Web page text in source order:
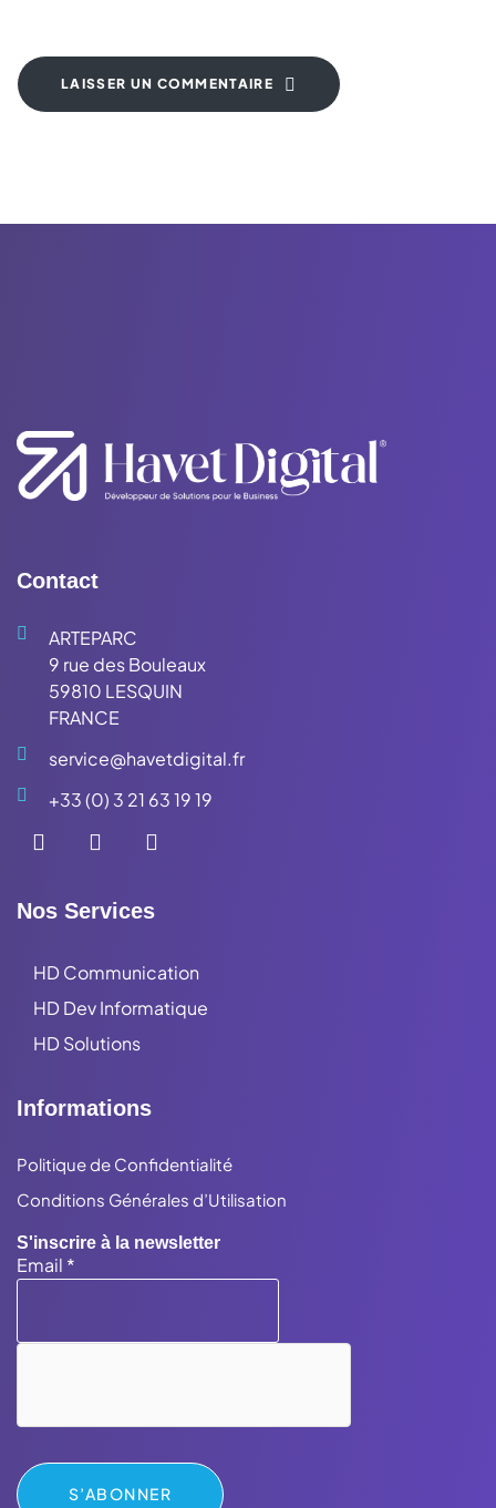
LAISSER UN COMMENTAIRE
Contact
ARTEPARC
9 rue des Bouleaux
59810 LESQUIN
FRANCE
service@havetdigital.fr
+33 (0) 3 21 63 19 19
Nos Services
HD Communication
HD Dev Informatique
HD Solutions
Informations
Politique de Confidentialité
Conditions Générales d’Utilisation
S'inscrire à la newsletter
Email *
S’ABONNER